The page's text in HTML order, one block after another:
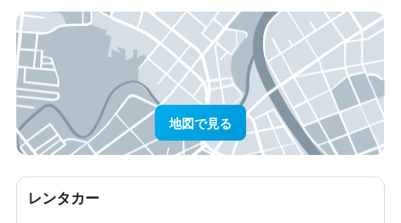
地図で見る
レンタカー